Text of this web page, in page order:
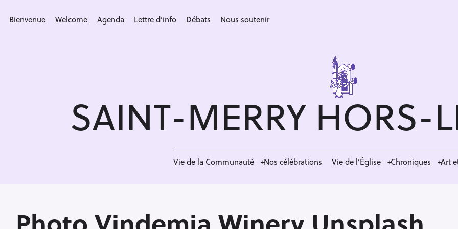
Bienvenue Welcome Agenda Lettre d’info Débats Nous soutenir
SAINT-MERRY HORS-
Vie de la Communauté Nos célébrations Vie de l’Église Chroniques Art